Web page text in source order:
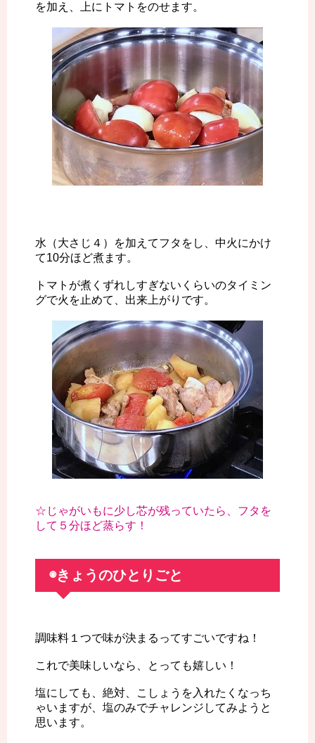
を加え、上にトマトをのせます。
水（大さじ４）を加えてフタをし、中火にかけ
て10分ほど煮ます。
トマトが煮くずれしすぎないくらいのタイミン
グで火を止めて、出来上がりです。
☆じゃがいもに少し芯が残っていたら、フタを
して５分ほど蒸らす！
◉きょうのひとりごと
調味料１つで味が決まるってすごいですね！
これで美味しいなら、とっても嬉しい！
塩にしても、絶対、こしょうを入れたくなっち
ゃいますが、塩のみでチャレンジしてみようと
思います。